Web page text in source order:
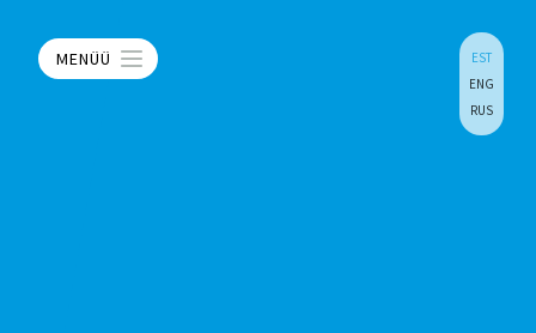
MENÜÜ
EST
ENG
RUS